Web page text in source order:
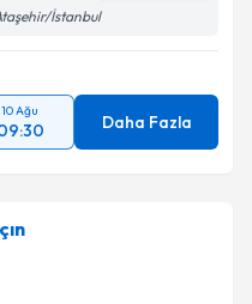
İstanbul
10 Ağu
Daha Fazla